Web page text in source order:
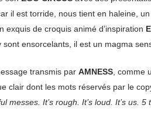
il est torride, nous tient en haleine,
exquis de croquis animé d’inspiration
sont ensorcelants, il est un magma
transmis par AMNESS, comme
clair dont les mots réservés par le
messes. It’s rough. It’s loud. It’s us.